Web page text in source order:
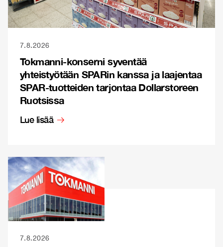
7.8.2026
Tokmanni-konserni syventää
yhteistyötään SPARin kanssa ja laajentaa
SPAR-tuotteiden tarjontaa Dollarstoreen
Ruotsissa
Lue lisää
7.8.2026